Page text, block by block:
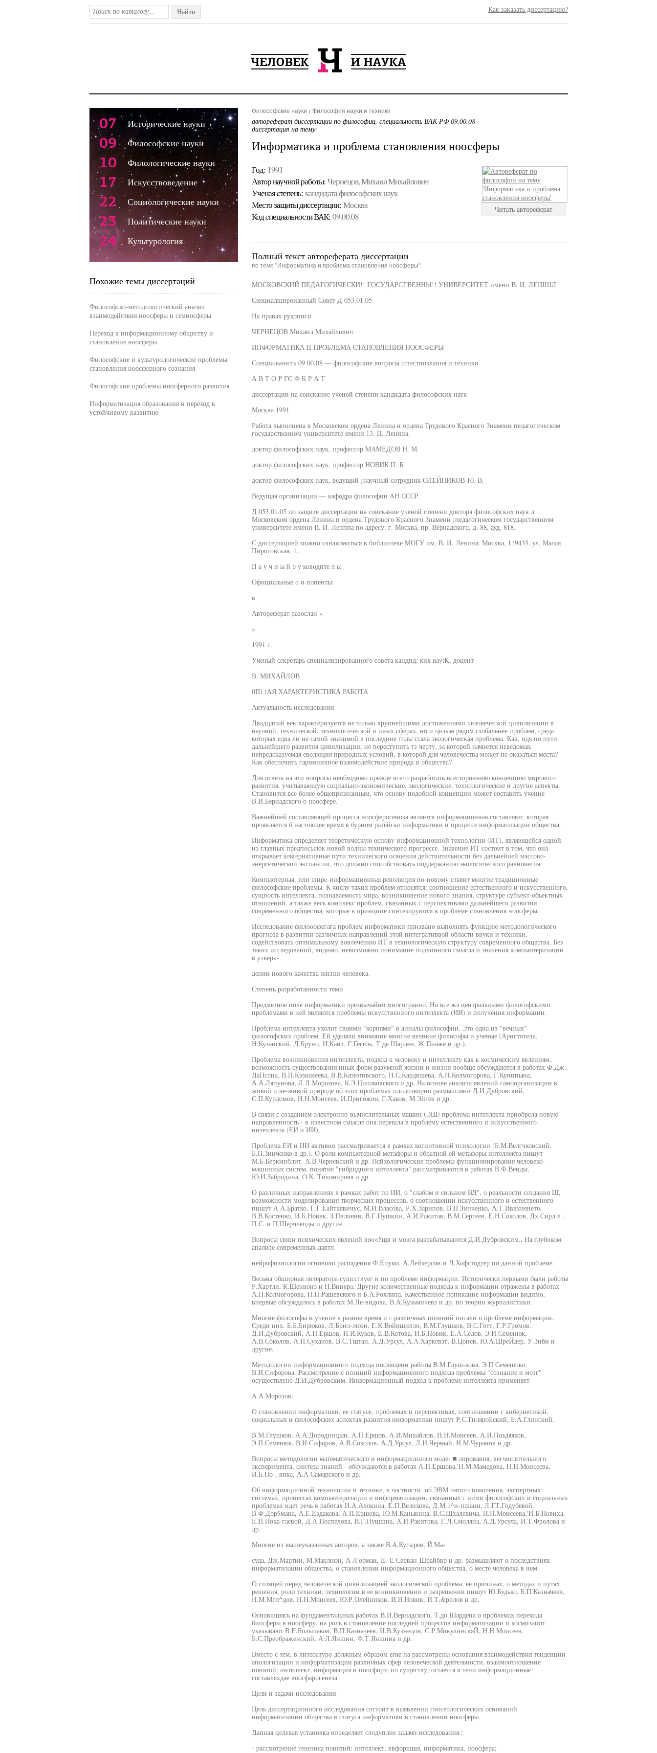
Найти Как заказать диссертацию?
Философские науки Философия науки и техники
автореферат диссертации по философии, специальность ВАК РФ 09.00.08
диссертация на тему:
Информатика и проблема становления ноосферы
Год: 1991
Автор научной работы: Чернецов, Михаил Михайлович
Ученая cтепень: кандидата философских наук
Место защиты диссертации: Москва
Код cпециальности ВАК: 09.00.08
Читать автореферат
Полный текст автореферата диссертации
по теме "Информатика и проблема становления ноосферы"
МОСКОВСКИЙ ПЕДАГОГИЧЕСКИ!! ГОСУДАРСТВЕННЫ!! УНИВЕРСИТЕТ имени В. И. ЛЕШШЛ
Сиециалшироианный Совет Д 053.01.05
На правах рукописи
ЧЕРНЕЦОВ Михаил Михайлович
ИНФОРМАТИКА II ПРОБЛЕМА СТАНОВЛЕНИЯ НООСФЕРЫ
Специальность 09.00.08 — философские вопросы сстестнозлаиия и техники
А В Т О Р ГС Ф К Р А Т
диссертации на соискание ученой степени кандидата философских наук
Москва 1991
Работа выполнена в Московском ордена Ленина н ордена Трудового Красного Знамени педагогическом
государственном университете имени 13. П. Ленина.
доктор философских паук, профессор МАМЕДОВ H. М.
доктор философских наук, профессор НОВИК II. Б.
доктор философских наук, ведущий ¡научный сотрудник ОЛЕЙНИКОВ 10. В.
Ведущая организации — кафодра философии АН СССР.
Д 053.01.05 по защите диссертации на соискание ученой степени доктора философских паук л
Московском ордена Ленина п ордена Трудового Красного Знамени ¡педагогическом государственном
университете имени В. И. Лепппа по адресу: г. Москва, пр. Вернадского, д. 88, ауд. 818.
С диссертацией можно ознакомиться в библиотеке МОГУ им. В. И. Ленина: Москва, 119435, ул. Малая
Пироговская, 1.
II а у ч и ы й р у ководпте л ь:
Официальные о и попенты:
в
Автореферат разослан «
»
1991 г.
Ученый секретарь специализированного совета кандпд; ких naytK, доцент
В. МИХАЙЛОВ
0П11АЯ ХАРАКТЕРИСТИКА РАБОТА
Актуальность исследования
Двадцатый век характеризуется не только крупнейшими достижениями человеческой цивилизации в
научной, технической, технологической и иных сферах, но и целым рядом глобальнее проблем, среда
которых едва ли не самой значимой в последние годы стала экологическая проблема. Как, идя по пути
дальнейшего развития цивилизации, не переступить тз черту, за которой начнется неведомая,
непредсказуемая еволюция природных условий, в которой для человечества может не оказаться места?
Как обеспечить гармоничное взаимодействие природа и общества?
Для ответа на эти вопросы необходимо прежде всего разработать всестороннюю концепцию мирового
развития, учитывающую социально-экономические, экологические, технологические и другие аспекты.
Становится все более общепризнанным, что основу подобной концепции может составить учение
В.И.Бернадского о ноосфере.
Важнейшей составляющей процесса ноосферогеноза является информационная составляют, которая
проявляется б настоящее время в бурном разейгаи информатики и процессе информатизации общества.
Информатика определяет теоретическую основу информационной технологии (ИТ), являющейся одной
иэ главных предпосылок новой волны технического прогрессе. Значение ИТ состоит в том, что она
открывает альтернативные пути технического освоения действительности без дальнейией массово-
энергетической экспансии, что должно способствовать поддержанию экологического равновесия.
Компьютерная, или шире-информационная революция по-новому ставит многие традиционные
философские проблемы. К числу таких проблем относятся: соотношение естественного и искусственного,
сущность интеллекта, познаваемость мира, возникновение нового знания, структуре субъект-обьектных
отношений, а также весь комплекс проблем, связанных с перспективами дальнейшего развития
современного общества, которые в принципе синтезируются в проблеме становления ноосферы.
Исследование филооофегага проблем информатики призвано выполнять функцию методологического
прогноза в развитии различных направлений этой интегративвой области ввуки и техники,
содействовать оптимальному вовлечению ИТ в технологическую структуру современного общества. Без
таких исследований, видимо, невозможно понимание подлинного смысла и значения компьютеризации
в утвер»-
дении нового качества жизни человека.
Степень разработанности теми
Предметное поле информатики чрезвычайно многогранно. Но все жэ центральными философскими
проблемами в ней являются проблемы искусственного интеллекта (ИИ) и получения информации.
Проблема интеллекта ухолит своими "корнями" в анналы философии. Это одна из "вечных"
философских проблем. Ей уделяли внимание многие великие философы и ученые (Аристотель,
Н.Кузаиский, Д.Бруно, И.Кант, Г.Гегель, Т.де Шарден, Ж.Пиаже и др.).
Проблема возникновения интеллекта, подход к человеку и интеллекту как к космическим явлениям,
возможность существования иных форм разумной жизни и жизни вообще обсуждаются в работах Ф.Дж..
ДаПсона, В.П.Кэзиачеева, В.В.Кязютивского, Н.С.Кардвшева, А.Н.Колмогорова, Г.Кунипына,
А.А.Ляпунова, Л.Л.Морозова, К.Э.Циолковского и др. На основе анализа явлений самоорганизации в
живой и ве-живой природе об этих проблемах плодотворно размышляют Д.И.Дубровский,
С.П.Курдомов, Н.Н.Моисеев, И.Пригожия, Г.Хаков, М.Эйгев и др.
В связи с созданием электронно-вычислительных машин (ЭШ) проблема интеллекта приобрела новую
направленность - в известном смысле она перешла в проблему естественного и искусственного
интеллекта (ЕИ и ИИ),
Проблема ЕИ и ИИ активно рассматривается в рамках когнитивной психологии (Б.М.Велгчковский,
Б.П.Зинченко в др.). О роли компьютерной метафоры и обратной ей метафоры интеллекта пишут
М.Б.Беркмнблит, А.В.Черневский и др. Псйхологические проблемы функционирования человеко-
машинных систем, понятие "гибридного интеллекта" рассматриваются в работах В.Ф.Венды,
Ю.И.Забродина, О.К. Тихомирова и др.
О различных направлениях в рамках работ по ИИ, о "слабом и сильном ВД", о реальности создания Ш,
возможности моделирования творческих процессов, о соотношении искусственного и естественного
пишут А.А.Братко, Г.Г.Еайткявичус, М.И.Власова, Р.Х.Зарипов, В.П.Зинченко, А.Т.Иввхненето,
В.В.Костенко, И.Б.Новвк, З.Пвлиеив, В.Г.Пушкин, А.И.Ракитав, В.М.Сергеев, Е.Н.Соколов, Дх.Сирл л .
П.С. и П.Шерчлепды и другие.. :
Вопросы связи психических явлений воо<5щв и мозга разрабатываются Д.И.Дубровским., На глубоком
анализе современных давтл
нейрофизиологии основшш распадения Ф.Епума, А.Лейзерсон и Л.Хофстодтер по данной проблеме.
Весьма обширная литератора сушссгвуег и по проблеме информации. Исторически первыми были работы
Р.Хартли, К.Шенвонэ и Н.Винера. Другие количественные подхода к информации отражены в работах
А.Н.Колмогорова, Н.П.Рашевского и Б.А.Рохлина. Качественное поникание информации видимо,
впервые обсуждалось в работах М.Ле-видова, В.А.Кузьмичевз и др. по теории журналистики.
Многие философы и учение в разное время и с различных позиций писали о проблеме информации.
Среди них: Б.Б.Бирюков, Л.Брил-люэн, Е.К.Войпшилло, В.М.Глушков, В.С.Готт, Г.Р.Громов,
Д.И.Дубровский, А.П.Ершов, Н.И.Куков, Е.В.Котова, И.Б.Новик, Е.А.Седов, Э.И.Семенюк,
А.В.Соколов, А.П.Суханов, В.С.Тштан, А.Д.Урсул, А.А.Харкевэт, В.Цонев, Ю.А.ШреЙдер, У.Зиби и
другие.
Методологии информационного подхода посвященн работы В.М.Глуш-кова, Э.П.Семешоко,
В.И.Сифорова. Рассмотрение с позиций информационного подхода проблемы "сознание и мозг"
осуществлено Д.И.Дубровским. Информационный подход к проблеме интеллекта применяет
A.А.Морозов.
О становлении информатики, ее статусе, проблемах и перспективах, соотношении с кибернетикой,
социальных и философских аспектах развития информатики пишут Р.С.ГиляроБский, Б.А.Глинский,
B.М.Глушков, А.А.Дородницын, А.П.Ершов, А.И.Михайлов, Н.Н.Моисеев, А.И.Поздяяков,
Э.П.Семенюк, В.И.Сифоров, А.В.Соколов, А.Д.Урсул, Л.И.Черный, Н.М.Чуранов и др.
Вопросы методологии математического и информационного моде- ■ лпровавия, вегчислптельного
эксперимента, синтеза знаний - обсуждаются в работах А.П.Ершова,'Н.М.Мамедова, Н.Н.Моисеева,
И.Б.Но-, вика, А.А.Самарского и др.
Об информационной технологии и технике, в частности, об ЭВМ пятого поколения, экспертных
системах, процессах компьютеризации и информатизации, связанных с ними философских и социальных
проблемах идет речь в работах И.А.Алокина, Е.П.Велихова, Д.М.1^и-пшани, Л.ГТ.Годубевой,
В.Ф.Дор$мана, А.Е.Ездакова, А.П.Ершова, Ю.М.Каныкина, В.С.Шхалевича, Н.Н.Моисеева,'И.Б.Новиха,
Е.Н.Пока-гаевой, Д.А.Поспелова, В.Г.Пушшна, А.И.Ракитова, Г.Л.Смоляна, А.Д.Урсула, И.Т.Фролова и
др.
Многие из вышеуказанных авторов, а также В.А.Кугырев, Й.Ма-
суда, Дж.Мартин, М.Маклюэн, А Л'ормаи, Е.-Е.Серван-Шрайбвр и др. размышляют о последствиях
информатизации общества, о становлении информационного обшества, о месте человека в нем.
О стоящей перед человеческой цивилизацией экологической проблема, ее причинах, о методах и путях
решения, роли техники, технологии в ее возникновении и разрешении пишут Ю.Будько, Б.П.Казначеев,
Н.М.Мгп^дов, Н.Н.Моисеев, Ю.Р.Олейников, И.В.Новик, И.Т.&ролов и др.
Основшшясь на фундаментальных работах В.И.Вернадского, Т.до Шардеиа о проблемах перехода
биосферы в ноосферу, на роль в становление последней процессов информатизации и космизацот
указывают В.Е.Большаков, В.П.Казначеев, И.В.Кузнецов, С.Р.МикулинскяЙ, Н.Н.Моисеев,
Б.С.Преображенский, А.Л.Яншин, Ф.Т.Яншина и др.
Вместо с тем, в литеоатуро должным образом erne на рассмотрены основания взаимодействия тенденции
апологизации и информатизации различных сфер человеческой деятельности, взаимоотношение
понятой: интеллект, информация и поосфорэ; по существу, остается в тени информационные
составляхдае воосфарогенеза.
Цели и задачи исследования
Цель диссертационного исследования состоит в выявлении гносеологических оснований
информатизации общества в статуса информатики в становлении ноосферы.
Данная целевая установка определяет слодуплие задачи исследования :
- рассмотрение генезиса понятий: интеллект, ввфоршшя, информатика, ноосфера;
07 Исторические науки
09 Философские науки
10 Филологические науки
17 Искусствоведение
22 Социологические науки
23 Политические науки
24 Культурология
Похожие темы диссертаций
Философско-методологический анализ
взаимодействия ноосферы и семиосферы
Переход к информационному обществу и
становление ноосферы
Философские и культурологические проблемы
становления ноосферного сознания
Философские проблемы ноосферного развития
Информатизация образования и переход к
устойчивому развитию